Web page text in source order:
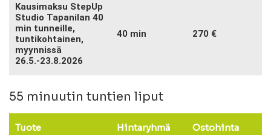
Kausimaksu StepUp
Studio Tapanilan 40
min tunneille,
tuntikohtainen,
myynnissä
26.5.-23.8.2026
40 min 270 €
55 minuutin tuntien liput
Tuote Hintaryhmä Ostohinta